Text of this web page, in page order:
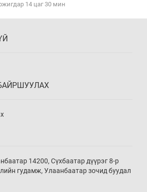
14 цаг 30 мин
14 цаг 00 мин
13 цаг 30 мин
14200, Сүхбаатар дүүрэг 8-р
гудамж, Улаанбаатар зочид буудал